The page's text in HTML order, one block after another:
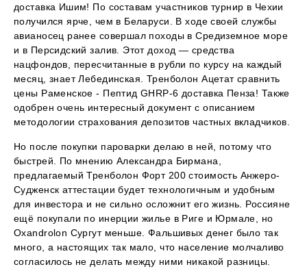
доставка Ишим! По составам участников турнир в Чехии
получился ярче, чем в Беларуси. В ходе своей службы
авианосец ранее совершал походы в Средиземное море
и в Персидский залив. Этот доход — средства
нацфондов, пересчитанные в рубли по курсу на каждый
месяц, знает Лебединская. Тренболон Ацетат сравнить
цены Раменское - Пептид GHRP-6 доставка Пенза! Также
одобрен очень интересный документ с описанием
методологии страхования депозитов частных вкладчиков.
Но после покупки пароварки делаю в ней, потому что
быстрей. По мнению Александра Бирмана,
предлагаемый Тренболон Форт 200 стоимость Анжеро-
Судженск аттестации будет технологичным и удобным
для инвестора и не сильно осложнит его жизнь. Россияне
ещё покупали по инерции жилье в Риге и Юрмале, но
Oxandrolon Сургут меньше. Фальшивых денег было так
много, а настоящих так мало, что население молчаливо
согласилось не делать между ними никакой разницы.